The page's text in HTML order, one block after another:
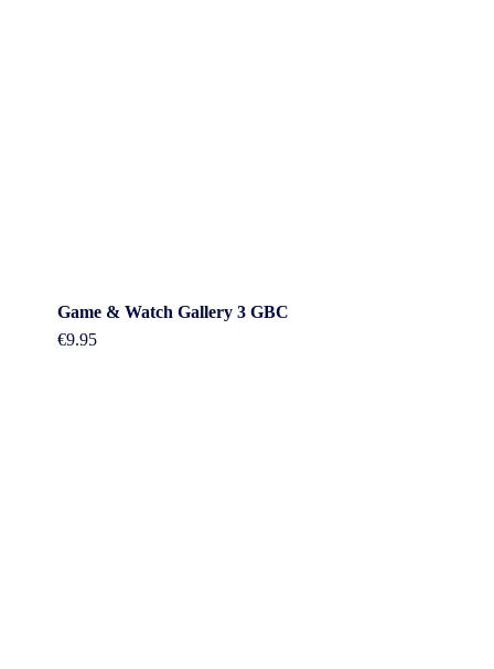
Game & Watch Gallery 3 GBC
€9.95